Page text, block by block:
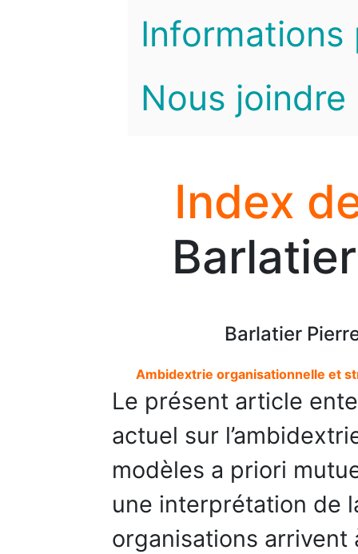
Informations
Nous joindre
Index
Barlatier
Ambidextrie organisationnelle et
Le présent article
actuel sur
modèles a priori
une interprétation de
organisations